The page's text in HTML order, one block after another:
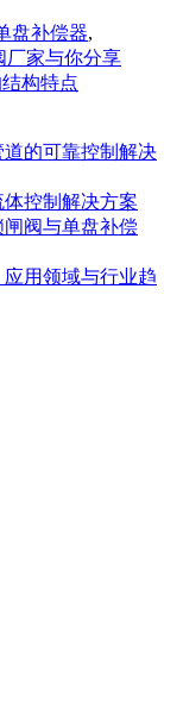
盘补偿器,
厂家与你分享
构特点
的可靠控制解决
控制解决方案
阀与单盘补偿
用领域与行业趋